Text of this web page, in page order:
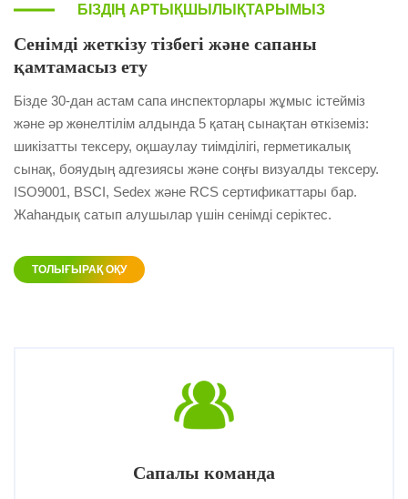
Санитарлық силикон сабандарын бөлшектеуге және
тазалауға болады, бұл бактериялардың өсуін тиімді
болдырмайды. Балалардың дені сау болып өсуі ата-
аналарды алаңдататын басты мәселе. Біз барлығын
ойластырдық, сондықтан бізді таңдай аласыз!
БІЗДІҢ АРТЫҚШЫЛЫҚТАРЫМЫЗ
Сенімді жеткізу тізбегі және сапаны
қамтамасыз ету
Бізде 30-дан астам сапа инспекторлары жұмыс істейміз
және әр жөнелтілім алдында 5 қатаң сынақтан өткіземіз:
шикізатты тексеру, оқшаулау тиімділігі, герметикалық
сынақ, бояудың адгезиясы және соңғы визуалды тексеру.
ISO9001, BSCI, Sedex және RCS сертификаттары бар.
Жаһандық сатып алушылар үшін сенімді серіктес.
ТОЛЫҒЫРАҚ ОҚУ
Сапалы команда